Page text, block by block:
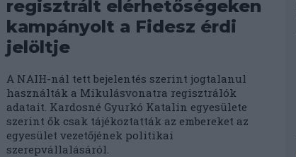
regisztrált elérhetőségeken
kampányolt a Fidesz érdi
jelöltje
A NAIH-nál tett bejelentés szerint jogtalanul
használták a Mikulásvonatra regisztrálók
adatait. Kardosné Gyurkó Katalin egyesülete
szerint ők csak tájékoztatták az embereket az
egyesület vezetőjének politikai
szerepvállalásáról.